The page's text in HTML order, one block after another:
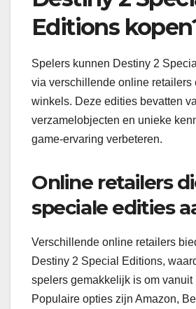
Editions
Spelers kunnen Destiny 2
via verschillende online retailers
winkels. Deze edities bevatten
verzamelobjecten en unieke
game-ervaring verbeteren.
Online retailers
speciale edities
Verschillende online retailers
Destiny 2 Special Editions,
spelers gemakkelijk is om vanuit
Populaire opties zijn Amazon,